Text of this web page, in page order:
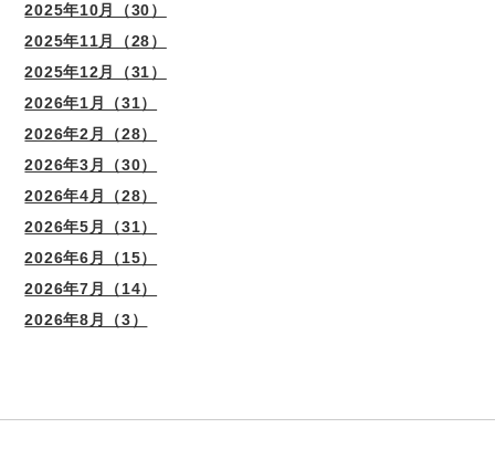
2025年10月（30）
2025年11月（28）
2025年12月（31）
2026年1月（31）
2026年2月（28）
2026年3月（30）
2026年4月（28）
2026年5月（31）
2026年6月（15）
2026年7月（14）
2026年8月（3）